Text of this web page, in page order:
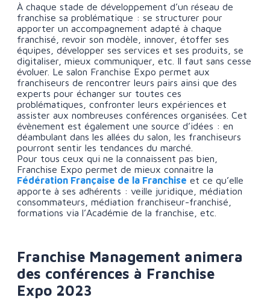
À chaque stade de développement d’un réseau de
franchise sa problématique : se structurer pour
apporter un accompagnement adapté à chaque
franchisé, revoir son modèle, innover, étoffer ses
équipes, développer ses services et ses produits, se
digitaliser, mieux communiquer, etc. Il faut sans cesse
évoluer. Le salon Franchise Expo permet aux
franchiseurs de rencontrer leurs pairs ainsi que des
experts pour échanger sur toutes ces
problématiques, confronter leurs expériences et
assister aux nombreuses conférences organisées. Cet
évènement est également une source d’idées : en
déambulant dans les allées du salon, les franchiseurs
pourront sentir les tendances du marché.
Pour tous ceux qui ne la connaissent pas bien,
Franchise Expo permet de mieux connaitre la
Fédération Française de la Franchise et ce qu’elle
apporte à ses adhérents : veille juridique, médiation
consommateurs, médiation franchiseur-franchisé,
formations via l’Académie de la franchise, etc.
Franchise Management animera
des conférences à Franchise
Expo 2023